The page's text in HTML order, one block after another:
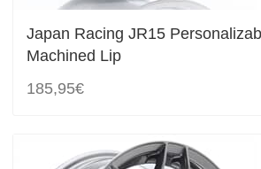
Japan Racing JR15
Machined Lip
185,95€